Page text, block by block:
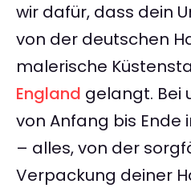
wir dafür, dass dein
von der deutschen
malerische
England gelangt. Bei
von Anfang bis Ende
– alles, von der
Verpackung deiner